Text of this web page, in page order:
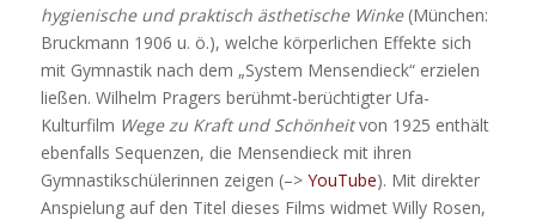
hygienische und praktisch ästhetische Winke(München:
Bruckmann 1906 u. ö.), welche körperlichen Effekte sich
mit Gymnastik nach dem „System Mensendieck“ erzielen
ließen. Wilhelm Pragers berühmt-berüchtigter Ufa-
Kulturfilm Wege zu Kraft und Schönheitvon 1925 enthält
ebenfalls Sequenzen, die Mensendieck mit ihren
Gymnastikschülerinnen zeigen (–> YouTube). Mit direkter
Anspielung auf den Titel dieses Films widmet Willy Rosen,